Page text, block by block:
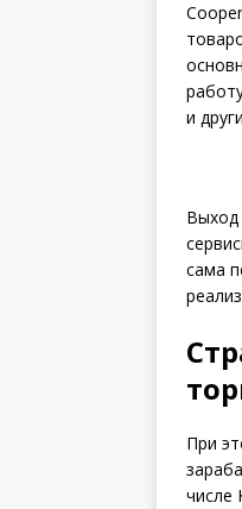
и
Выход
сама
При
числе